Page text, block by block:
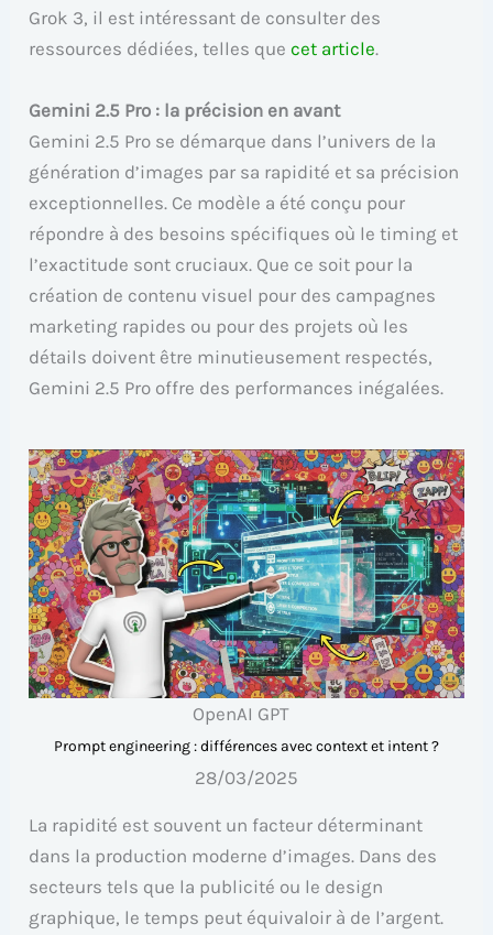
Grok 3, il est intéressant de consulter des
ressources dédiées, telles quecet article.
Gemini 2.5 Pro : la précision en avant
Gemini 2.5 Pro se démarque dans l’univers de la
génération d’images par sa rapidité et sa précision
exceptionnelles. Ce modèle a été conçu pour
répondre à des besoins spécifiques où le timing et
l’exactitude sont cruciaux. Que ce soit pour la
création de contenu visuel pour des campagnes
marketing rapides ou pour des projets où les
détails doivent être minutieusement respectés,
Gemini 2.5 Pro offre des performances inégalées.
OpenAI GPT
Prompt engineering : différences avec context et intent ?
28/03/2025
La rapidité est souvent un facteur déterminant
dans la production moderne d’images. Dans des
secteurs tels que la publicité ou le design
graphique, le temps peut équivaloir à de l’argent.